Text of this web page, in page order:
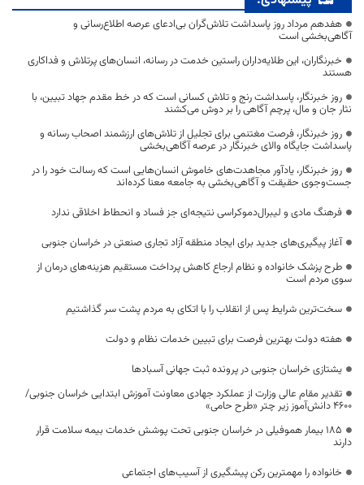
هفدهم مرداد روز پاسداشت تلاش‌گران بی‌ادعای عرصه اطلاع‌رسانی و
آگاهی‌بخشی است
خبرنگاران، این طلایه‌داران راستین خدمت در رسانه، انسان‌های پرتلاش و فداکاری
هستند
روز خبرنگار، پاسداشت رنج و تلاش کسانی است که در خط مقدم جهاد تبیین، با
نثار جان و مال، پرچم آگاهی را بر دوش می‌کشند
روز خبرنگار، فرصت مغتنمی برای تجلیل از تلاش‌های ارزشمند اصحاب رسانه و
پاسداشت جایگاه والای خبرنگار در عرصه آگاهی‌بخشی
روز خبرنگار، یادآور مجاهدت‌های خاموش انسان‌هایی است که رسالت خود را در
جست‌وجوی حقیقت و آگاهی‌بخشی به جامعه معنا کرده‌اند
فرهنگ مادی و لیبرال‌دموکراسی نتیجه‌ای جز فساد و انحطاط اخلاقی ندارد
آغاز پیگیری‌های جدید برای ایجاد منطقه آزاد تجاری صنعتی در خراسان جنوبی
طرح پزشک خانواده و نظام ارجاع کاهش پرداخت مستقیم هزینه‌های درمان از
سوی مردم است
سخت‌ترین شرایط پس از انقلاب را با اتکای به مردم پشت سر گذاشتیم
هفته دولت بهترین فرصت برای تبیین خدمات نظام و دولت
یشتازی خراسان جنوبی در پرونده ثبت جهانی آسبادها
تقدیر مقام عالی وزارت از عملکرد جهادی معاونت آموزش ابتدایی خراسان جنوبی/
۴۶۰۰ دانش‌آموز زیر چتر «طرح حامی»
۱۸۵ بیمار هموفیلی در خراسان جنوبی تحت پوشش خدمات بیمه سلامت قرار
دارند
خانواده را مهمترین رکن پیشگیری از آسیب‌های اجتماعی